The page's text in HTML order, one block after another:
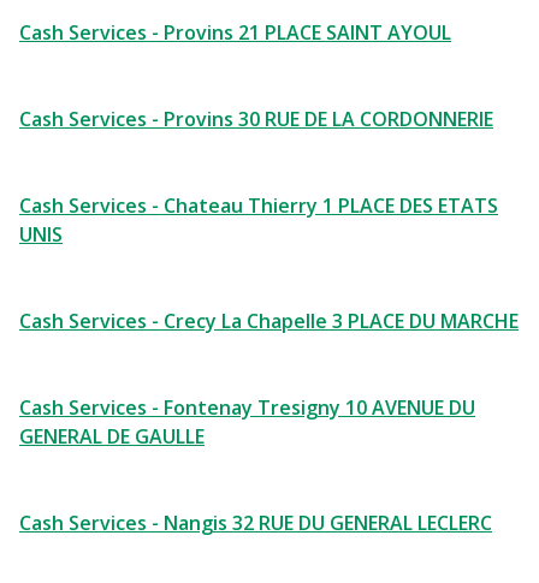
Cash Services - Provins 21 PLACE SAINT AYOUL
Cash Services - Provins 30 RUE DE LA CORDONNERIE
Cash Services - Chateau Thierry 1 PLACE DES ETATS
UNIS
Cash Services - Crecy La Chapelle 3 PLACE DU MARCHE
Cash Services - Fontenay Tresigny 10 AVENUE DU
GENERAL DE GAULLE
Cash Services - Nangis 32 RUE DU GENERAL LECLERC